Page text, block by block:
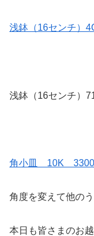
浅鉢（16センチ）
浅鉢（16センチ）
角小皿 10K 3300
角度を変えて他の
本日も皆さまのお